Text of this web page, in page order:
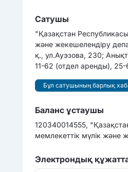
Сатушы
"Қазақстан
және жекешелендіру
қ., ул.Ауэзова, 230;
11-62 (отдел аренды),
Бұл сатушының барлық
Баланс ұстаушы
120340014555,
мемлекеттік мүлік және
Электрондық